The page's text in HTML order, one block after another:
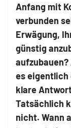
Anfang mit
verbunden
Erwägung,
günstig
es eigentlich
klare
Tatsächlich
nicht. Wann